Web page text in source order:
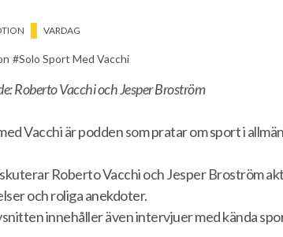
VARDAG
Solo Sport Med Vacchi
Roberto Vacchi och Jesper Broström
Vacchi är podden som pratar om sport i
Roberto Vacchi och Jesper Broström
och roliga anekdoter.
innehåller även intervjuer med kända